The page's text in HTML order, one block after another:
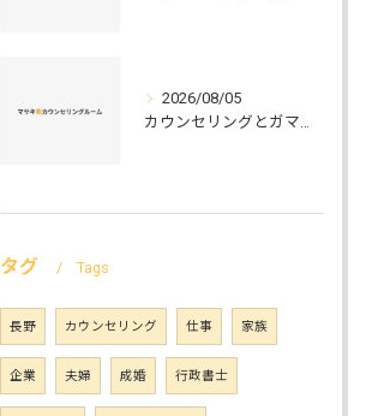
2026/08/05
カウンセリングとガマット選びの正解ガイド安心して相談できるポイントと実例解説
タグ Tags
長野 カウンセリング 仕事 家族
企業 夫婦 成婚 行政書士